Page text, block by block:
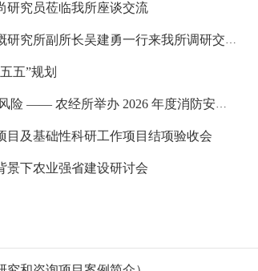
研究员莅临我所座谈交流
五”规划
筑牢安全防线 防范安全风险 —— 农经所举办 2026 年度消防安全知识讲座
目及基础性科研工作项目结项验收会
景下农业强省建设研讨会